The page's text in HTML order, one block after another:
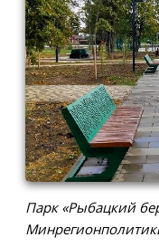
Парк «Рыбацкий